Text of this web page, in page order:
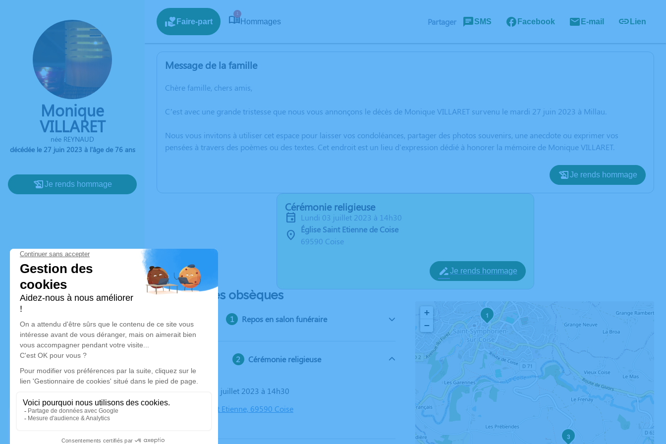
Monique
VILLARET
née REYNAUD
décédée le 27 juin 2023 à l'âge de 76 ans
Je rends hommage
Faire-part
1
Hommages Partager SMS Facebook E-mail Lien
Message de la famille
Chère famille, chers amis,
C’est avec une grande tristesse que nous vous annonçons le décès de Monique VILLARET survenu le mardi 27 juin 2023 à Millau.
Nous vous invitons à utiliser cet espace pour laisser vos condoléances, partager des photos souvenirs, une anecdote ou exprimer vos
pensées à travers des poèmes ou des textes. Cet endroit est un lieu d'expression dédié à honorer la mémoire de Monique VILLARET.
Je rends hommage
Cérémonie religieuse
lundi 03 juillet 2023 à 14h30
Église Saint Etienne de Coise
69590 Coise
Je rends hommage
Déroulé des obsèques
Repos en salon funéraire
Cérémonie religieuse
Le lundi 03 juillet 2023 à 14h30
Église Saint Etienne, 69590 Coise
1
3
+
−